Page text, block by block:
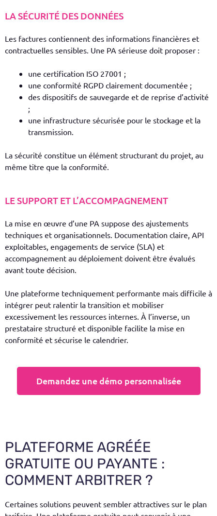
LA SÉCURITÉ DES DONNÉES
Les factures contiennent des informations financières et
contractuelles sensibles. Une PA sérieuse doit proposer :
une certification ISO 27001 ;
une conformité RGPD clairement documentée ;
des dispositifs de sauvegarde et de reprise d’activité
;
une infrastructure sécurisée pour le stockage et la
transmission.
La sécurité constitue un élément structurant du projet, au
même titre que la conformité.
LE SUPPORT ET L’ACCOMPAGNEMENT
La mise en œuvre d’une PA suppose des ajustements
techniques et organisationnels. Documentation claire, API
exploitables, engagements de service (SLA) et
accompagnement au déploiement doivent être évalués
avant toute décision.
Une plateforme techniquement performante mais difficile à
intégrer peut ralentir la transition et mobiliser
excessivement les ressources internes. À l’inverse, un
prestataire structuré et disponible facilite la mise en
conformité et sécurise le calendrier.
Demandez une démo personnalisée
PLATEFORME AGRÉÉE
GRATUITE OU PAYANTE :
COMMENT ARBITRER ?
Certaines solutions peuvent sembler attractives sur le plan